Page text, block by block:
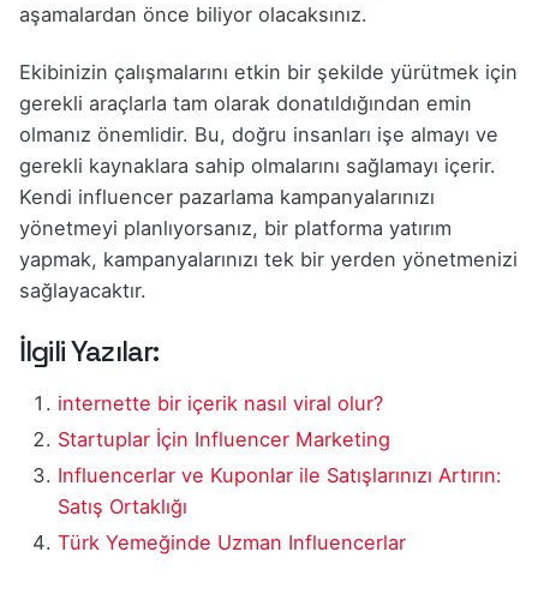
aşamalardan önce biliyor olacaksınız.
Ekibinizin çalışmalarını etkin bir şekilde yürütmek için
gerekli araçlarla tam olarak donatıldığından emin
olmanız önemlidir. Bu, doğru insanları işe almayı ve
gerekli kaynaklara sahip olmalarını sağlamayı içerir.
Kendi influencer pazarlama kampanyalarınızı
yönetmeyi planlıyorsanız, bir platforma yatırım
yapmak, kampanyalarınızı tek bir yerden yönetmenizi
sağlayacaktır.
İlgili Yazılar:
internette bir içerik nasıl viral olur?
Startuplar İçin Influencer Marketing
Influencerlar ve Kuponlar ile Satışlarınızı Artırın:
Satış Ortaklığı
Türk Yemeğinde Uzman Influencerlar